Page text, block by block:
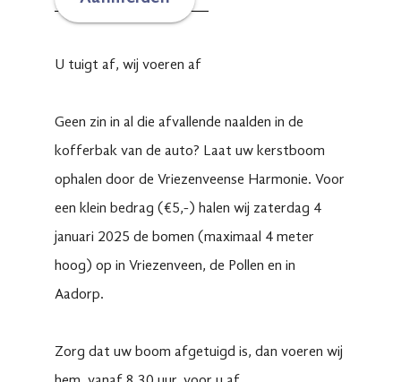
U tuigt af, wij voeren af
Geen zin in al die afvallende naalden in de
kofferbak van de auto? Laat uw kerstboom
ophalen door de Vriezenveense Harmonie. Voor
een klein bedrag (€5,-) halen wij zaterdag 4
januari 2025 de bomen (maximaal 4 meter
hoog) op in Vriezenveen, de Pollen en in
Aadorp.
Zorg dat uw boom afgetuigd is, dan voeren wij